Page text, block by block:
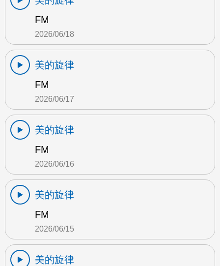
FM
2026/06/18
美的旋律
FM
2026/06/17
美的旋律
FM
2026/06/16
美的旋律
FM
2026/06/15
美的旋律